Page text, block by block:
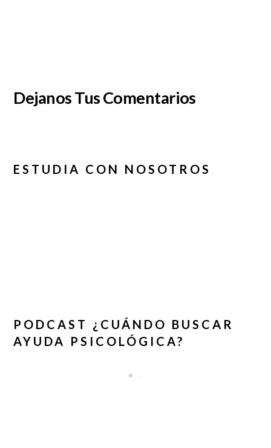
Dejanos Tus Comentarios
ESTUDIA CON NOSOTROS
PODCAST ¿CUÁNDO BUSCAR
AYUDA PSICOLÓGICA?